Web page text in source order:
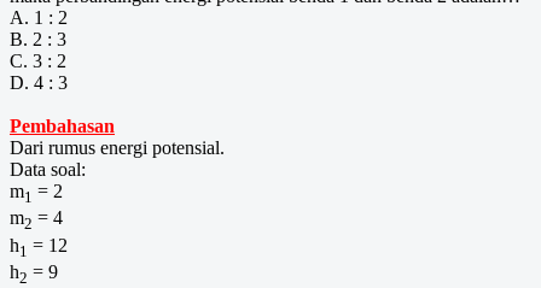
A. 1 : 2
B. 2 : 3
C. 3 : 2
D. 4 : 3
Pembahasan
Dari rumus energi potensial.
Data soal:
m1 = 2
m2 = 4
h1 = 12
h2 = 9